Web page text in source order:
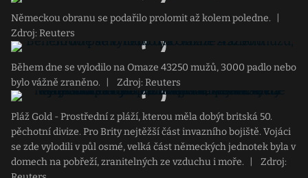
Německou obranu se podařilo prolomit až kolem poledne.
Zdroj: Reuters
Během dne se vylodilo na Omaze 43250 mužů, 3000 padlo nebo
bylo vážně zraněno.
Zdroj: Reuters
Pláž Gold - Prostřední z pláží, kterou měla dobýt britská 50.
pěchotní divize. Pro Brity nejtěžší část invazního bojiště. Vojáci
se zde vylodili v půl osmé, velká část německých jednotek byla v
domech na pobřeží, zranitelných ze vzduchu i moře.
Zdroj: